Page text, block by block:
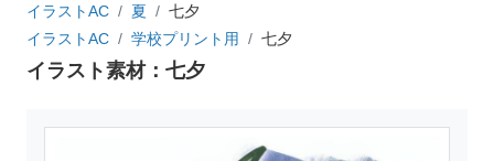
イラストAC
夏
七夕
イラストAC
学校プリント用 七夕
イラスト素材：七夕